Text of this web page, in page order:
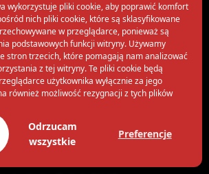
wykorzystuje pliki cookie, aby poprawić komfort
nich pliki cookie, które są sklasyfikowane
w przeglądarce, ponieważ są
podstawowych funkcji witryny. Używamy
stron trzecich, które pomagają nam analizować
z tej witryny. Te pliki cookie będą
użytkownika wyłącznie za jego
również możliwość rezygnacji z tych plików
Odrzucam
wszystkie
Preferencje